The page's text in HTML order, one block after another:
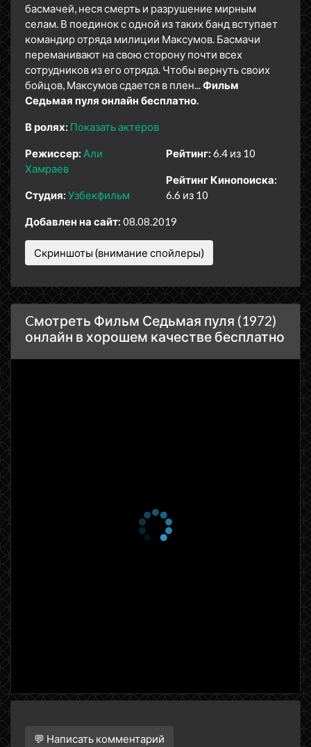
басмачей, неся смерть и разрушение мирным
селам. В поединок с одной из таких банд вступает
командир отряда милиции Максумов. Басмачи
переманивают на свою сторону почти всех
сотрудников из его отряда. Чтобы вернуть своих
бойцов, Максумов сдается в плен...Фильм
Седьмая пуля онлайн бесплатно.
В ролях: Показать актеров
Режиссер: Али
Хамраев
Студия: Узбекфильм
Рейтинг: 6.4 из 10
Рейтинг Кинопоиска:
6.6 из 10
Добавлен на сайт: 08.08.2019
Скриншоты (внимание спойлеры)
Cмотреть Фильм Седьмая пуля (1972)
онлайн в хорошем качестве бесплатно
💬 Написать комментарий